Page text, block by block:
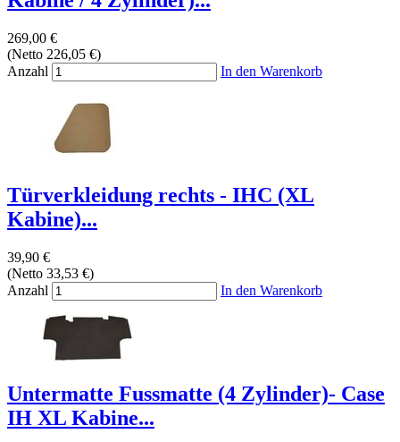
269,00 €
(Netto 226,05 €)
Anzahl
In den Warenkorb
Türverkleidung rechts - IHC (XL
Kabine)...
39,90 €
(Netto 33,53 €)
Anzahl
In den Warenkorb
Untermatte Fussmatte (4 Zylinder)- Case
IH XL Kabine...